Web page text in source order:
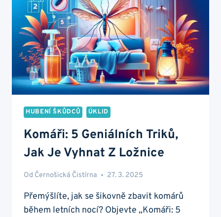
HUBENÍ ŠKŮDCŮ ÚKLID
Komáři: 5 Geniálních Triků,
Jak Je Vyhnat Z Ložnice
Od Černošická Čistírna 27. 3. 2025
Přemýšlíte, jak se šikovně zbavit komárů
během letních nocí? Objevte „Komáři: 5